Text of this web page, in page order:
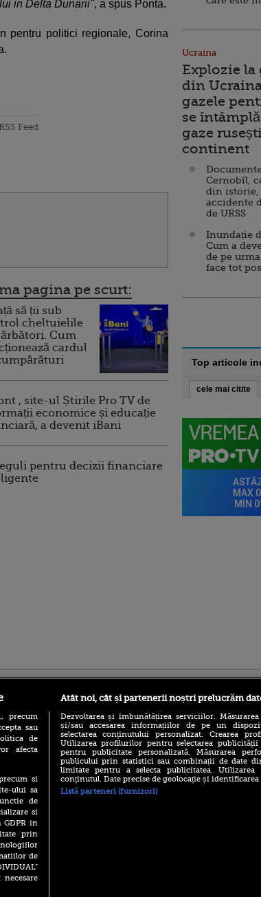
in Delta Dunarii", a spus Ponta.
pentru politici regionale, Corina
Feed
pagina pe scurt:
să ții sub
cheltuielile
Cum
cardul
, site-ul Știrile Pro TV de
economice și educație
a devenit iBani
pentru decizii financiare
Ucraina
Explozie
din
gazele
se
gaze
continent
Cernobîl,
din istorie,
accidente
de URSS
Inundație
Cum a
de pe
face tot
Top articole
cele mai citite
(P) Descoperă Lumea
Evenimentelor din România
precum
sau
de
afecta
si
ului sa
de
si
GDPR in
prin
de
Atât noi, cât și partenerii noștri prelucrăm
Dezvoltarea și îmbunătățirea serviciilor.
și/sau accesarea informațiilor de pe un
selectarea conținutului personalizat. Crearea
Utilizarea profilurilor pentru selectarea publicității
pentru publicitate personalizată. Măsurarea
publicului prin statistici sau combinații de date
limitate pentru a selecta publicitatea.
conținutul. Date precise de geolocație și
Listă parteneri (furnizori)